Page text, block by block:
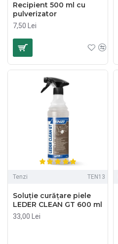
Recipient 500 ml cu
pulverizator
7,50 Lei
Tenzi TEN13
Soluție curățare piele
LEDER CLEAN GT 600 ml
33,00 Lei